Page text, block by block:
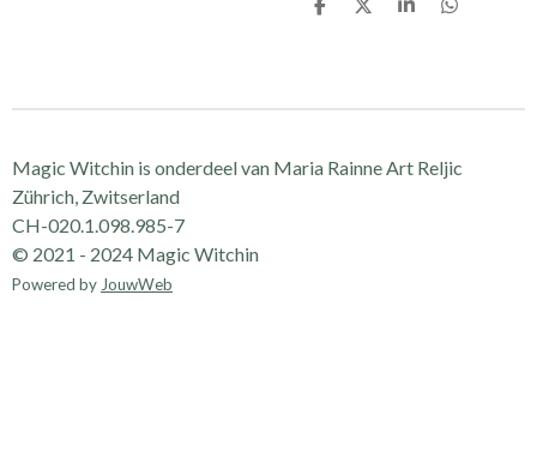
D
D
S
D
Magic Witchin is onderdeel van Maria Rainne Art Reljic
Zührich, Zwitserland
CH-020.1.098.985-7
© 2021 - 2024 Magic Witchin
Powered by JouwWeb